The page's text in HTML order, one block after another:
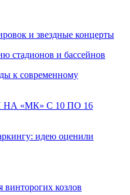
и звездные концерты
стадионов и бассейнов
к современному
«МК» С 10 ПО 16
идею оценили
винторогих козлов